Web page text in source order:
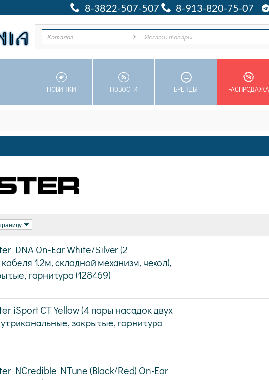
8-3822-507-507 8-913-820-75-07
Каталог
НОВИНКИ НОВОСТИ БРЕНДЫ РАСПРОДАЖА
DNA On-Ear White/Silver (2
1.2м, складной механизм, чехол),
гарнитура (128469)
iSport CT Yellow (4 пары насадок двух
закрытые, гарнитура
NCredible NTune (Black/Red) On-Ear